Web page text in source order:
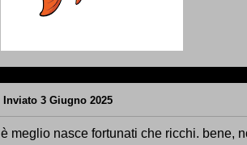
Inviato 3 Giugno 2025
è meglio nasce fortunati che ricchi. bene,